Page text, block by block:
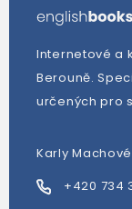
Internetové a
Berouně.
určených pro
Karly
+420 734